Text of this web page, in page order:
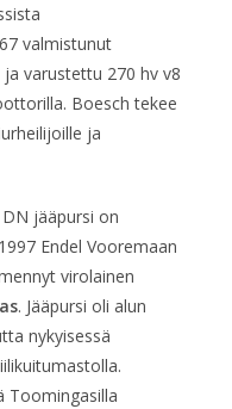
valmistunut
varustettu 270 hv v8
Boesch tekee
ja
jääpursi on
Endel Vooremaan
virolainen
. Jääpursi oli alun
nykyisessä
Toomingasilla